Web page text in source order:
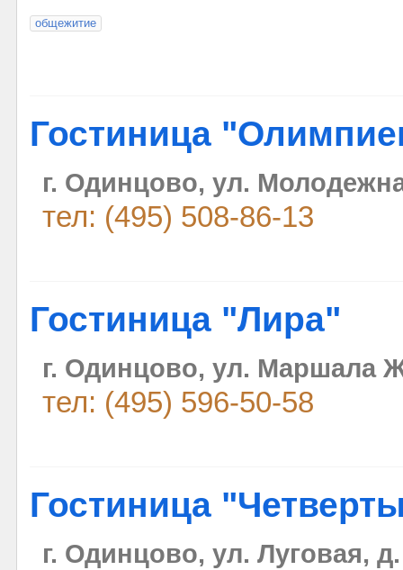
общежитие
Гостиница
г. Одинцово, ул.
тел: (495) 508-86-13
Гостиница "Лира"
г. Одинцово, ул. Маршала
тел: (495) 596-50-58
Гостиница
г. Одинцово, ул. Луговая,